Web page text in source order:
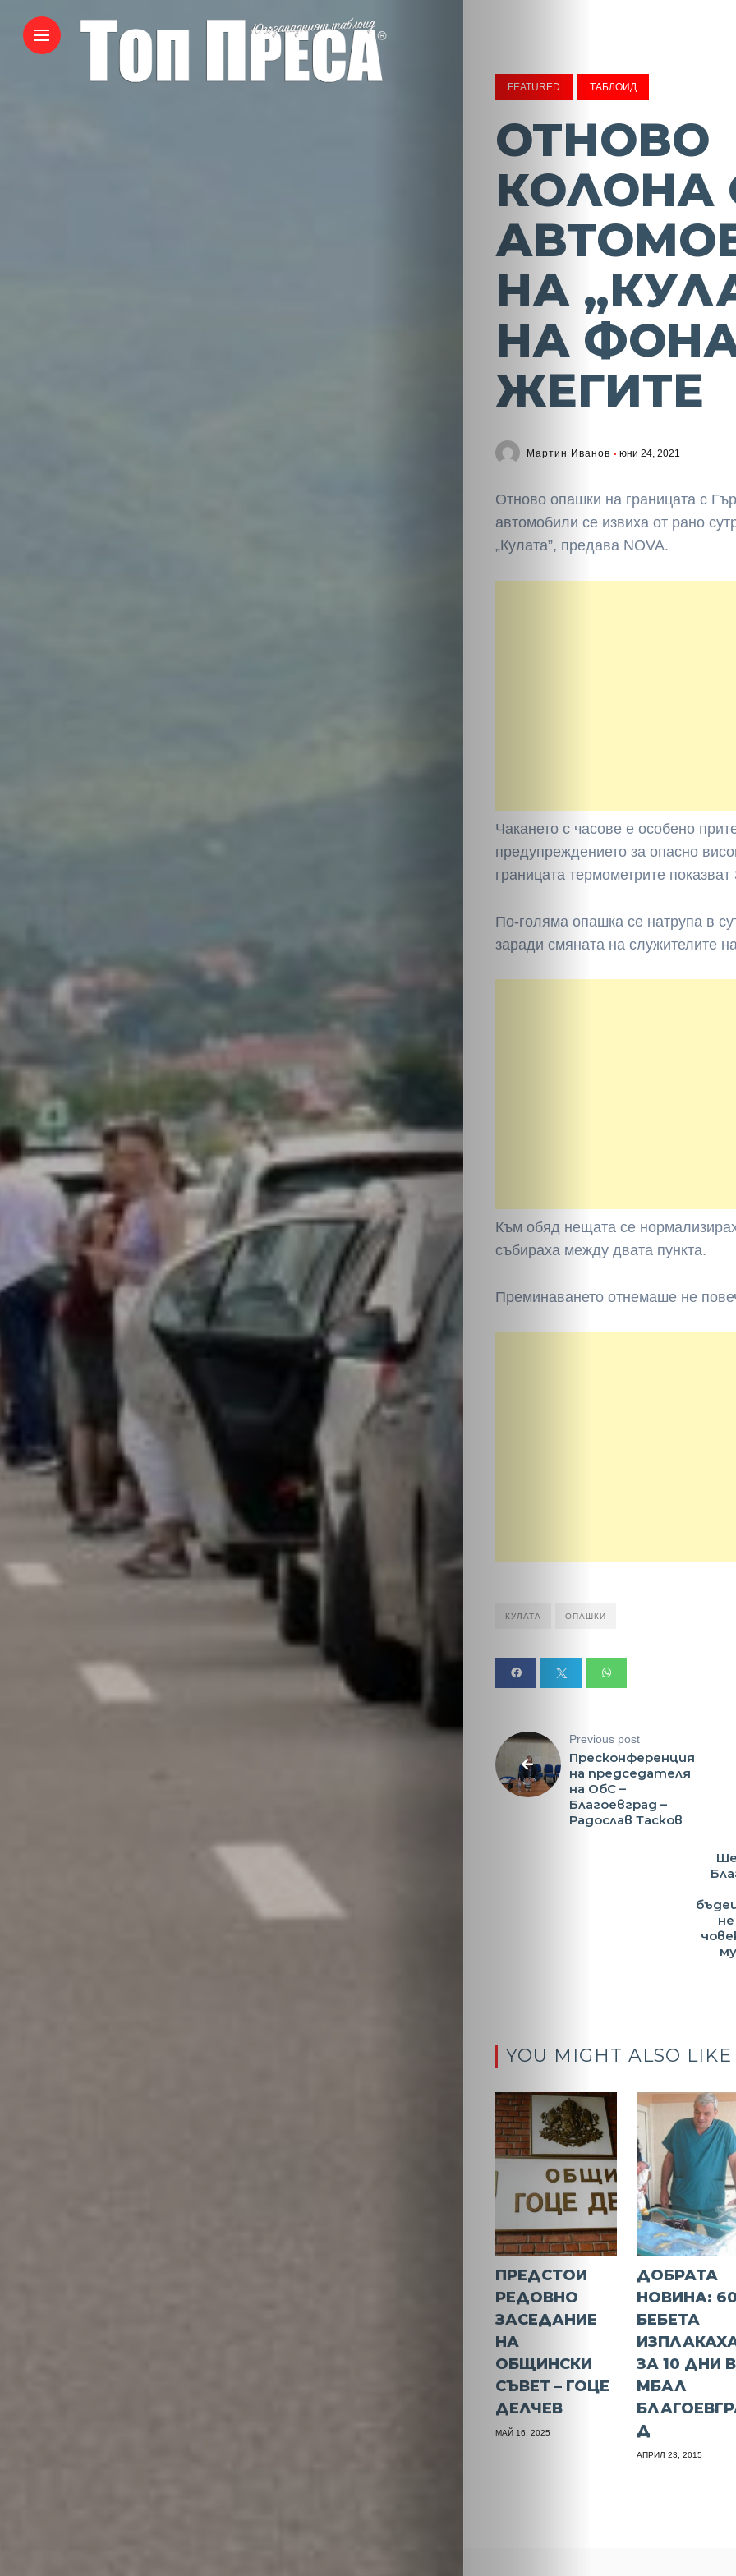
НАЧАЛО
Политика
Разследване
Спорт
Таблоид
Новини
FEATURED ТАБЛОИД
ОТНОВО
КОЛОНА
НА
НА
ЖЕГИТЕ
Мартин Иванов юни 24, 2021
Отново опашки на границата с
автомобили се извиха от рано
„Кулата”, предава NOVA.
Чакането с часове е особено
предупреждението за опасно
границата термометрите показват
По-голяма опашка се натрупа в
заради смяната на служителите
Към обяд нещата се
събираха между двата пункта.
Преминаването отнемаше не
КУЛАТА ОПАШКИ
Previous post
Пресконференция
на председателя
на ОбС –
Благоевград –
Радослав Тасков
YOU MIGHT ALSO LIKE
ПРЕДСТОИ
РЕДОВНО
ЗАСЕДАНИЕ
НА
ОБЩИНСКИ
СЪВЕТ – ГОЦЕ
ДЕЛЧЕВ
МАЙ 16, 2025
ДОБРАТА
НОВИНА: 60
БЕБЕТА
ЗА 10 ДНИ В
МБАЛ
Д
АПРИЛ 23, 2015